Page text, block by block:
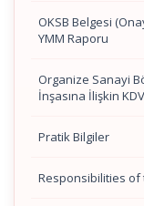
OKSB Belgesi
YMM Raporu
Organize Sanayi
İnşasına İlişkin
Pratik Bilgiler
Responsibilities of